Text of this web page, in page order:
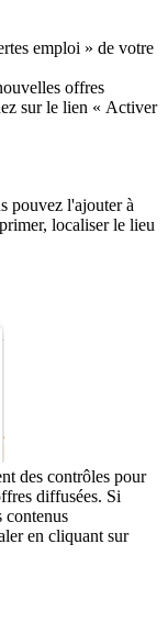
emploi » de votre
offres
sur le lien « Activer
pouvez l'ajouter à
localiser le lieu
des contrôles pour
diffusées. Si
contenus
en cliquant sur